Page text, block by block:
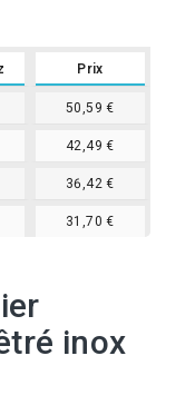
Prix
50,59 €
42,49 €
36,42 €
31,70 €
inox